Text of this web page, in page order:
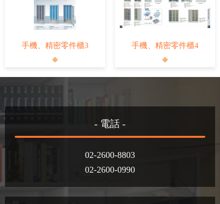
手機、精密零件櫃3 手機、精密零件櫃4
- 電話 -
02-2600-8803
02-2600-0990